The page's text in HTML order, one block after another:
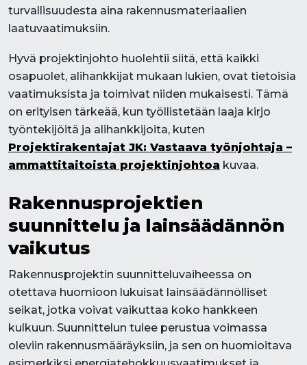
turvallisuudesta aina rakennusmateriaalien
laatuvaatimuksiin.
Hyvä projektinjohto huolehtii siitä, että kaikki
osapuolet, alihankkijat mukaan lukien, ovat tietoisia
vaatimuksista ja toimivat niiden mukaisesti. Tämä
on erityisen tärkeää, kun työllistetään laaja kirjo
työntekijöitä ja alihankkijoita, kuten
Projektirakentajat JK: Vastaava työnjohtaja –
ammattitaitoista projektinjohtoa kuvaa.
Rakennusprojektien
suunnittelu ja lainsäädännön
vaikutus
Rakennusprojektin suunnitteluvaiheessa on
otettava huomioon lukuisat lainsäädännölliset
seikat, jotka voivat vaikuttaa koko hankkeen
kulkuun. Suunnittelun tulee perustua voimassa
oleviin rakennusmääräyksiin, ja sen on huomioitava